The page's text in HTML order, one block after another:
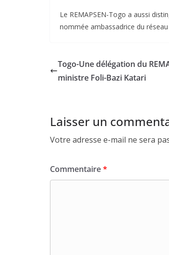
Le REMAPSEN-Togo a aussi
nommée ambassadrice du
Togo-Une délégation du
ministre Foli-Bazi Katari
Laisser un
Votre adresse e-mail ne sera
Commentaire*